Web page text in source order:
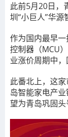
此前5月20日，
圳“小巨人”华源
作为国内最早
控制器（MCU
业涨价周期中，
此番北上，这
岛智能家电产
望为青岛巩固头